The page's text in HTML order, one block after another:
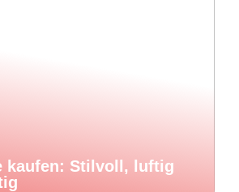
kaufen: Stilvoll, luftig